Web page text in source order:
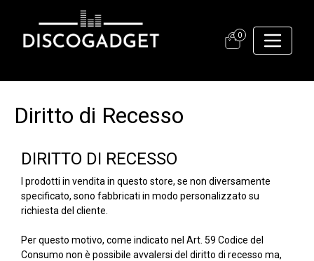
0
Diritto di Recesso
DIRITTO DI RECESSO
I prodotti in vendita in questo store, se non diversamente
specificato, sono fabbricati in modo personalizzato su
richiesta del cliente.
Per questo motivo, come indicato nel Art. 59 Codice del
Consumo non è possibile avvalersi del diritto di recesso ma,